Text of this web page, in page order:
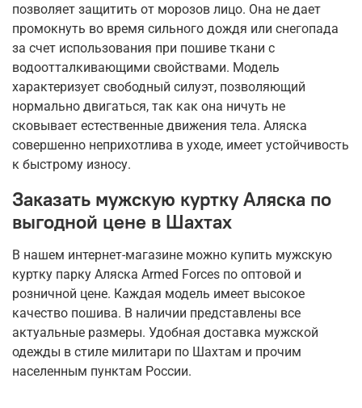
позволяет защитить от морозов лицо. Она не дает
промокнуть во время сильного дождя или снегопада
за счет использования при пошиве ткани с
водоотталкивающими свойствами. Модель
характеризует свободный силуэт, позволяющий
нормально двигаться, так как она ничуть не
сковывает естественные движения тела. Аляска
совершенно неприхотлива в уходе, имеет устойчивость
к быстрому износу.
Заказать мужскую куртку Аляска по
выгодной цене в Шахтах
В нашем интернет-магазине можно купить мужскую
куртку парку Аляска Armed Forces по оптовой и
розничной цене. Каждая модель имеет высокое
качество пошива. В наличии представлены все
актуальные размеры. Удобная доставка мужской
одежды в стиле милитари по Шахтам и прочим
населенным пунктам России.